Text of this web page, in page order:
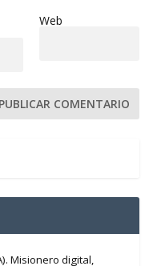
Web
Misionero digital,